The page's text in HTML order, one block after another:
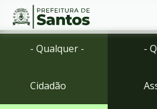
Ir
Ir
Conteúdo
- Qualquer -
Cidadão
-